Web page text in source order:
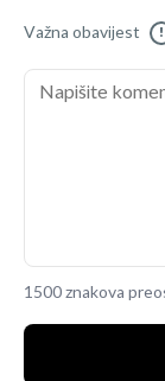
Važna obavijest !
1500 znakova